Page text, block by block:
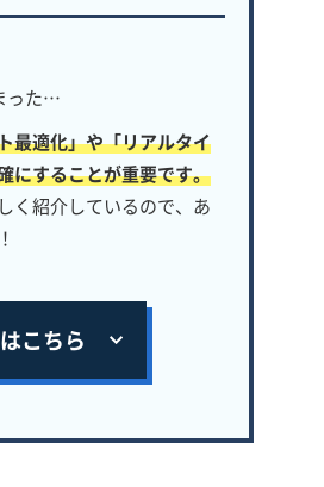
った…
最適化」や「リアルタイ
にすることが重要です。
く紹介しているので、あ
こちら